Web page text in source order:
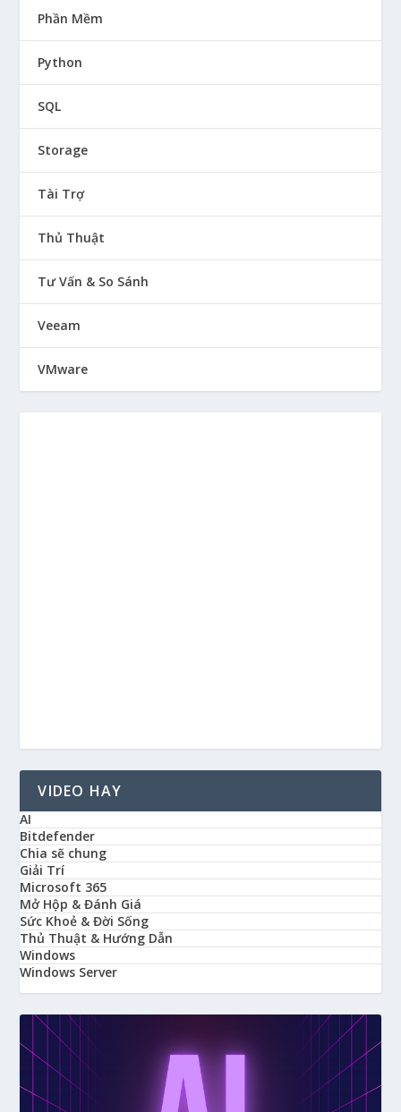
Phần Mềm
Python
SQL
Storage
Tài Trợ
Thủ Thuật
Tư Vấn & So Sánh
Veeam
VMware
VIDEO HAY
AI
Bitdefender
Chia sẽ chung
Giải Trí
Microsoft 365
Mở Hộp & Đánh Giá
Sức Khoẻ & Đời Sống
Thủ Thuật & Hướng Dẫn
Windows
Windows Server